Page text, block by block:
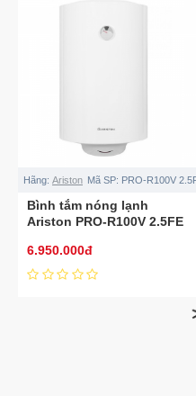
Hãng: Ariston Mã SP: PRO-R100V
Bình tắm nóng lạnh
Ariston PRO-R100V 2.5FE
6.950.000đ